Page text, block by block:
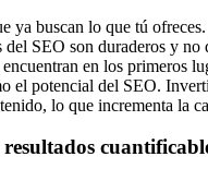
ya buscan lo que tú ofreces.
SEO son duraderos y no
en los primeros
el potencial del SEO.
lo que incrementa la